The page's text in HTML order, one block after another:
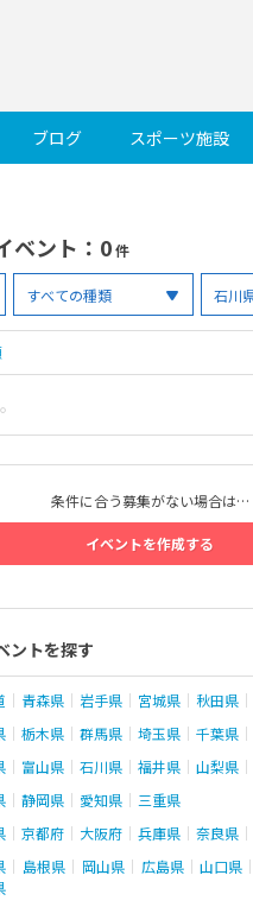
ブログ スポーツ施設
ベント ：0件
条件に合う募集がない場合は…
イベントを作成する
ントを探す
青森県 岩手県 宮城県 秋田県
栃木県 群馬県 埼玉県 千葉県
富山県 石川県 福井県 山梨県
静岡県 愛知県
三重県
京都府 大阪府 兵庫県 奈良県
島根県 岡山県 広島県 山口県